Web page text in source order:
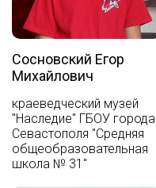
Сосновский Егор
Михайлович
краеведческий музей
"Наследие" ГБОУ города
Севастополя "Средняя
общеобразовательная
школа № 31"